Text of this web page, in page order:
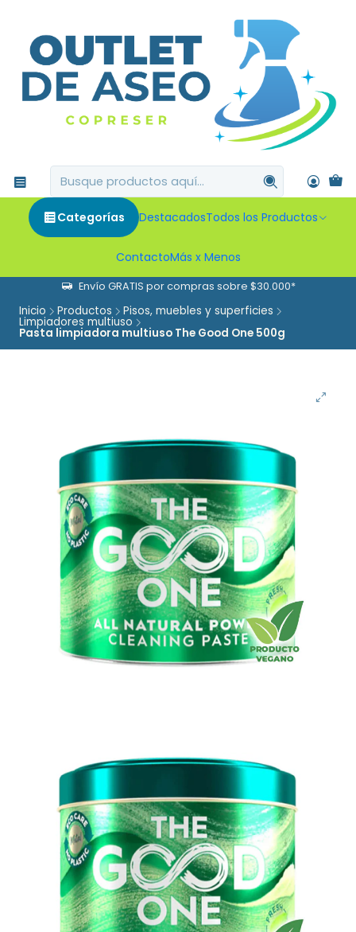
Categorías DestacadosTodos los Productos
ContactoMás x Menos
Envío GRATIS por compras sobre $30.000*
Inicio Productos Pisos, muebles y superficies
Limpiadores multiuso
Pasta limpiadora multiuso The Good One 500g